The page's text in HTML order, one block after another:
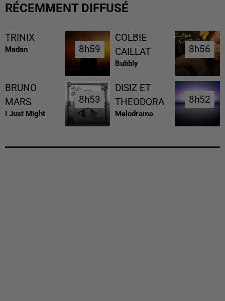
RÉCEMMENT DIFFUSÉ
TRINIX
Madan 8h59
8h59
COLBIE
CAILLAT
Bubbly
8h56
8h56
BRUNO
MARS
I Just Might
8h53
8h53
DISIZ ET
THEODORA
Melodrama
8h52
8h52